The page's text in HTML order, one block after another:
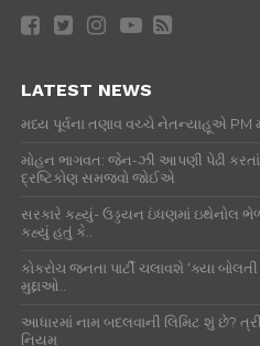
LATEST NEWS
મધ્ય પૂર્વના તણાવ વચ્ચે નેતન્યાહૂએ PM
મોહન ભાગવત: જેન-ઝી આપણી પેઢી
દ્રષ્ટિકોણ સમજવો જોઈએ
સરકારે કહ્યું- ઉડ્ડયન ઇંધણમાં ઇથેનોલ
કહ્યું હતું કે..
કોકરોચ જનતા પાર્ટી ચલાવશે ‘ક્યા
મુદ્દાઓ..
આધારમાં નામ બદલવાની લિમિટ શું છે?
નિયમ